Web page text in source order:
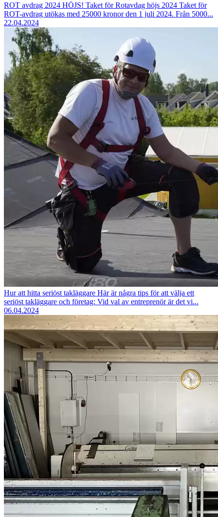
ROT avdrag 2024 HÖJS! Taket för Rotavdag höjs 2024 Taket för
ROT-avdrag utökas med 25000 kronor den 1 juli 2024. Från 5000...
22.04.2024
Hur att hitta seriöst takläggare Här är några tips för att välja ett
seriöst takläggare och företag: Vid val av entreprenör är det vi...
06.04.2024